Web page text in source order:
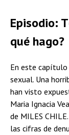
Episodio:
qué hago?
En este capítulo
sexual. Una
han visto
Maria Ignacia
de MILES
las cifras de